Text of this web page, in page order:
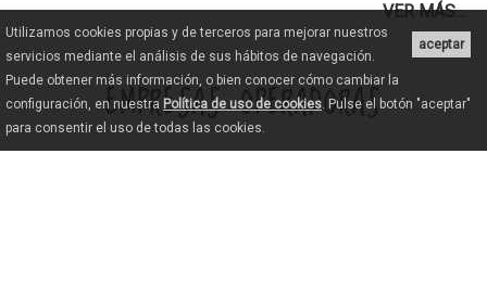
VER MÁS...
EMPRESAS OPERADORAS
aceptar
Utilizamos cookies propias y de terceros para mejorar nuestros
servicios mediante el análisis de sus hábitos de navegación.
Puede obtener más información, o bien conocer cómo cambiar la
configuración, en nuestra Política de uso de cookies. Pulse el botón "aceptar"
para consentir el uso de todas las cookies.